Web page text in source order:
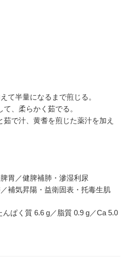
て半量になるまで煎じる。
、柔らかく茹でる。
茹で汁、黄耆を煎じた薬汁を加え
胃／健脾補肺・滲湿利尿
補気昇陽・益衛固表・托毒生肌
ぱく質 6.6 g／脂質 0.9 g／Ca 5.0